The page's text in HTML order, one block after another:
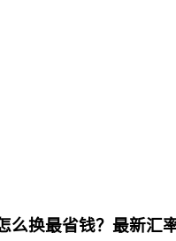
么换最省钱？最新汇